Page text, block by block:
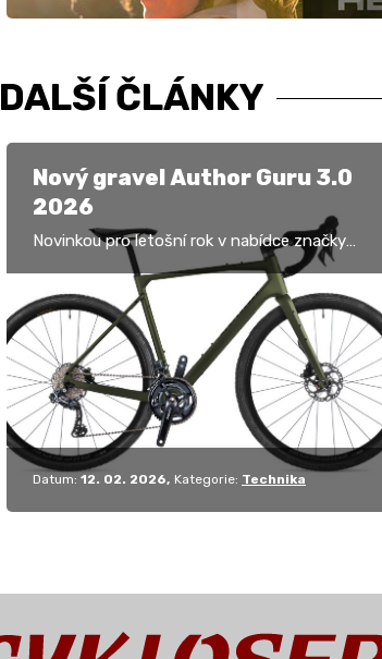
DALŠÍ ČLÁNKY
Nový gravel Author Guru 3.0
2026
Novinkou pro letošní rok v nabídce značky
Author je gravel Guru 3.0, model 2026. Kolo
má nový karbonový rám s plně
integrovanými tahy…
Datum: 12. 02. 2026 Kategorie: Technika